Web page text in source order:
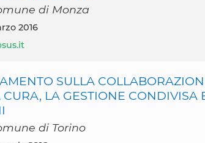
di Monza
2016
SULLA
CURA, LA GESTIONE
di Torino